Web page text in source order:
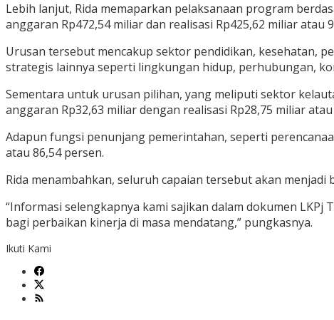
Lebih lanjut, Rida memaparkan pelaksanaan program
anggaran Rp472,54 miliar dan realisasi Rp425,62 miliar atau
Urusan tersebut mencakup sektor pendidikan, kesehatan,
strategis lainnya seperti lingkungan hidup, perhubungan,
Sementara untuk urusan pilihan, yang meliputi sektor
anggaran Rp32,63 miliar dengan realisasi Rp28,75 miliar
Adapun fungsi penunjang pemerintahan, seperti
atau 86,54 persen.
Rida menambahkan, seluruh capaian tersebut akan
“Informasi selengkapnya kami sajikan dalam dokumen
bagi perbaikan kinerja di masa mendatang,” pungkasnya.
Ikuti Kami